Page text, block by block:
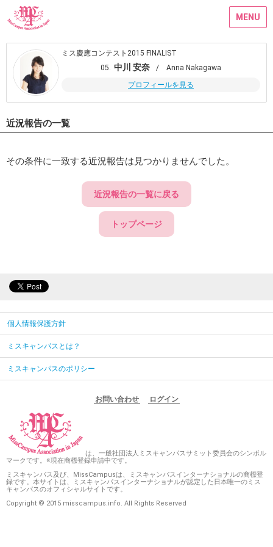
MENU
ミス慶應コンテスト2015 FINALIST
05. 中川 安奈
/ Anna Nakagawa
プロフィールを見る
近況報告の一覧
その条件に一致する近況報告は見つかりませんでした。
近況報告の一覧に戻る
トップページ
個人情報保護方針
ミスキャンパスとは？
ミスキャンパスのポリシー
お問い合わせ ログイン
は、一般社団法人ミスキャンパスサミット委員会のシンボル
マークです。※現在商標登録申請中です。
ミスキャンパス及び、MissCampusは、ミスキャンパスインターナショナルの商標登
録です。本サイトは、ミスキャンパスインターナショナルが認定した日本唯一のミス
キャンパスのオフィシャルサイトです。
Copyright © 2015 misscampus.info. All Rights Reserved